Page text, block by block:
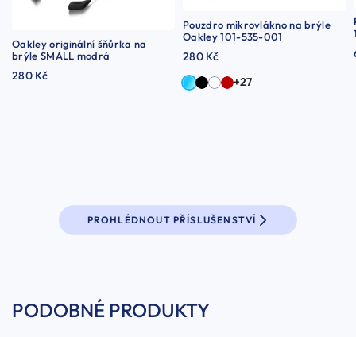
Oakley originální šňůrka na
brýle SMALL modrá
280 Kč
Pouzdro mikrovlákno na brýle
Oakley 101-535-001
280 Kč
+27
PROHLÉDNOUT PŘÍSLUŠENSTVÍ
PODOBNÉ PRODUKTY